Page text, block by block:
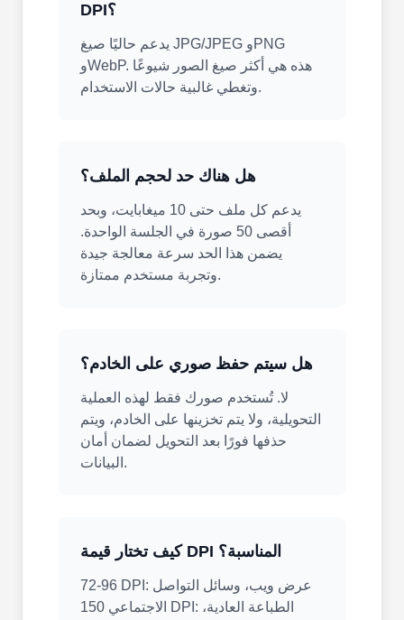
DPI؟
يدعم حاليًا صيغ JPG/JPEG وPNG
وWebP. هذه هي أكثر صيغ الصور شيوعًا
وتغطي غالبية حالات الاستخدام.
هل هناك حد لحجم الملف؟
يدعم كل ملف حتى 10 ميغابايت، وبحد
أقصى 50 صورة في الجلسة الواحدة.
يضمن هذا الحد سرعة معالجة جيدة
وتجربة مستخدم ممتازة.
هل سيتم حفظ صوري على الخادم؟
لا. تُستخدم صورك فقط لهذه العملية
التحويلية، ولا يتم تخزينها على الخادم، ويتم
حذفها فورًا بعد التحويل لضمان أمان
البيانات.
كيف تختار قيمة DPI المناسبة؟
72-96 DPI: عرض ويب، وسائل التواصل
الاجتماعي 150 DPI: الطباعة العادية،